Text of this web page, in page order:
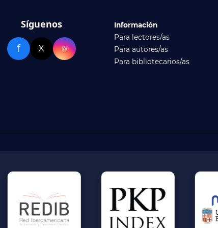
Síguenos
f X ⌾
Información
Para lectores/as
Para autores/as
Para bibliotecarios/as